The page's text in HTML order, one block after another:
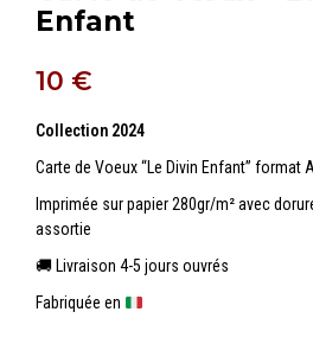
Enfant
10 €
Collection 2024
Carte de Voeux “Le Divin Enfant” format
Imprimée sur papier 280gr/m² avec
assortie
🚚 Livraison 4-5 jours ouvrés
Fabriquée en